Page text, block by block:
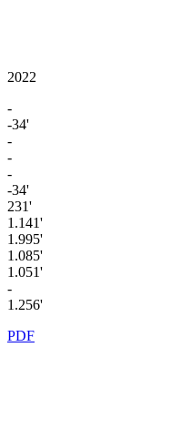
2022
-
-34'
-
-
-
-34'
231'
1.141'
1.995'
1.085'
1.051'
-
1.256'
PDF